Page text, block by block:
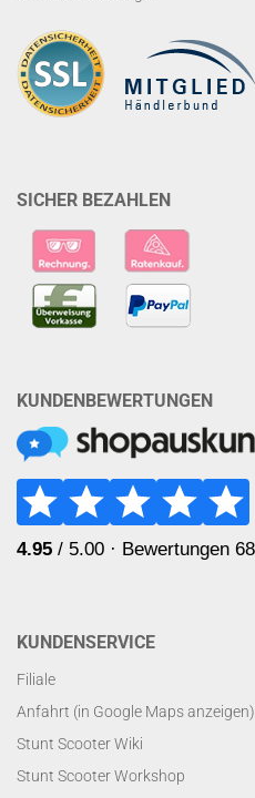
SICHER BEZAHLEN
KUNDENBEWERTUNGEN
KUNDENSERVICE
Filiale
Anfahrt (in Google Maps anzeigen)
Stunt Scooter Wiki
Stunt Scooter Workshop